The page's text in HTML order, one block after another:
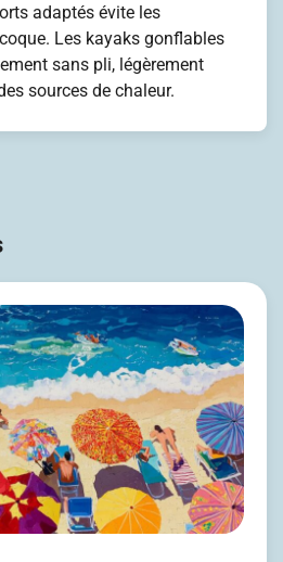
adaptés évite les
Les kayaks gonflables
sans pli, légèrement
sources de chaleur.